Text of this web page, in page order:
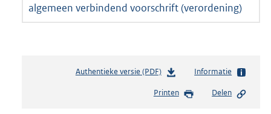
algemeen verbindend voorschrift (verordening)
Authentieke versie (PDF)b
s
Informatie
Printen Delen